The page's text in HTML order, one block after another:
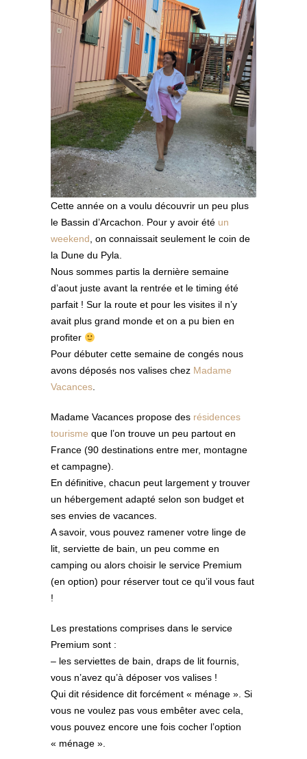
Cette année on a voulu découvrir un peu plus
le Bassin d’Arcachon. Pour y avoir été un
weekend, on connaissait seulement le coin de
la Dune du Pyla.
Nous sommes partis la dernière semaine
d’aout juste avant la rentrée et le timing été
parfait ! Sur la route et pour les visites il n’y
avait plus grand monde et on a pu bien en
profiter
Pour débuter cette semaine de congés nous
avons déposés nos valises chez Madame
Vacances.
Madame Vacances propose des résidences
tourisme que l’on trouve un peu partout en
France (90 destinations entre mer, montagne
et campagne).
En définitive, chacun peut largement y trouver
un hébergement adapté selon son budget et
ses envies de vacances.
A savoir, vous pouvez ramener votre linge de
lit, serviette de bain, un peu comme en
camping ou alors choisir le service Premium
(en option) pour réserver tout ce qu’il vous faut
!
Les prestations comprises dans le service
Premium sont :
– les serviettes de bain, draps de lit fournis,
vous n’avez qu’à déposer vos valises !
Qui dit résidence dit forcément « ménage ». Si
vous ne voulez pas vous embêter avec cela,
vous pouvez encore une fois cocher l’option
« ménage ».